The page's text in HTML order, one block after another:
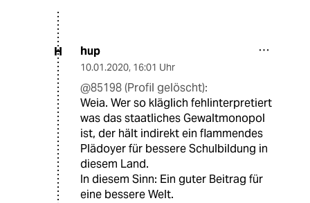
H hup
10.01.2020, 16:01 Uhr
@85198 (Profil gelöscht):
Weia. Wer so kläglich fehlinterpretiert
was das staatliches Gewaltmonopol
ist, der hält indirekt ein flammendes
Plädoyer für bessere Schulbildung in
diesem Land.
In diesem Sinn: Ein guter Beitrag für
eine bessere Welt.